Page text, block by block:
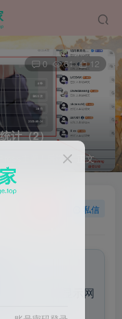
计（2）
主题 | 后端 正文
0 61 12
私信
置一个用于显示网